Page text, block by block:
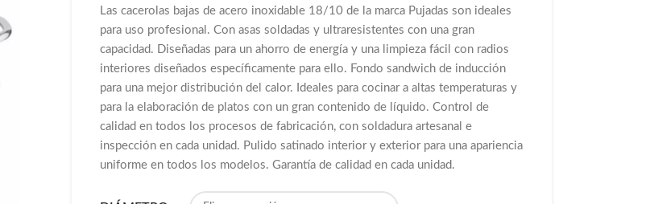
Las cacerolas bajas de acero inoxidable 18/10 de la marca Pujadas son ideales
para uso profesional. Con asas soldadas y ultraresistentes con una gran
capacidad. Diseñadas para un ahorro de energía y una limpieza fácil con radios
interiores diseñados específicamente para ello. Fondo sandwich de inducción
para una mejor distribución del calor. Ideales para cocinar a altas temperaturas y
para la elaboración de platos con un gran contenido de líquido. Control de
calidad en todos los procesos de fabricación, con soldadura artesanal e
inspección en cada unidad. Pulido satinado interior y exterior para una apariencia
uniforme en todos los modelos. Garantía de calidad en cada unidad.